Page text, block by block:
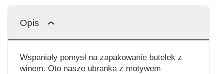
Opis
Wspaniały pomysł na zapakowanie butelek z
winem. Oto nasze ubranka z motywem